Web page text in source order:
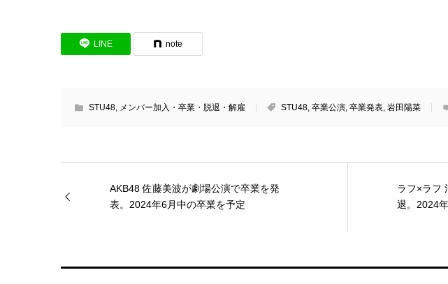
LINE note
STU48 メンバー加入・卒業・脱退・解雇 STU48 卒業公演 卒業発表 岩田陽菜
AKB48 佐藤美波が劇場公演で卒業を発
表。2024年6月中の卒業を予定
ラフ×ラフ
退。2024